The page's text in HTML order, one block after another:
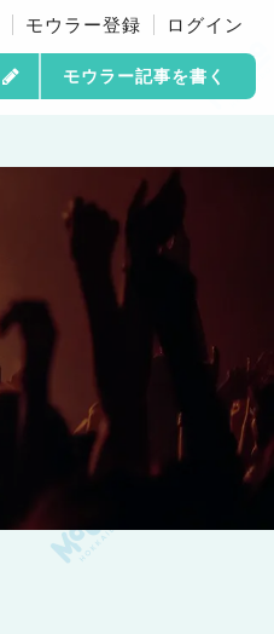
モウラー登録 ログイン
モウラー記事を書く